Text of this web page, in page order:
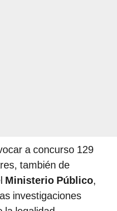
a concurso 129
también de
Ministerio Público,
investigaciones